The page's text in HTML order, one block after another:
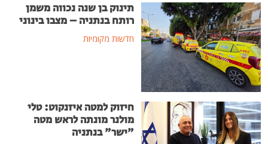
תינוק בן שנה נכווה משמן
רותח בנתניה – מצבו בינוני
חדשות מקומיות
חיזוק למטה איזנקוט: טלי
מולנר מונתה לראש מטה
"ישר" בנתניה